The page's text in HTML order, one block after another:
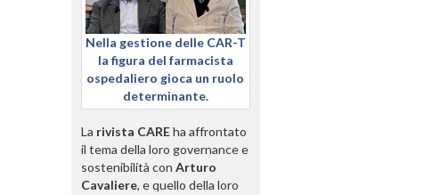
Nella gestione delle CAR-T
la figura del farmacista
ospedaliero gioca un ruolo
determinante.
La rivista CAREha affrontato
il tema della loro governance e
sostenibilità con Arturo
Cavaliere, e quello della loro